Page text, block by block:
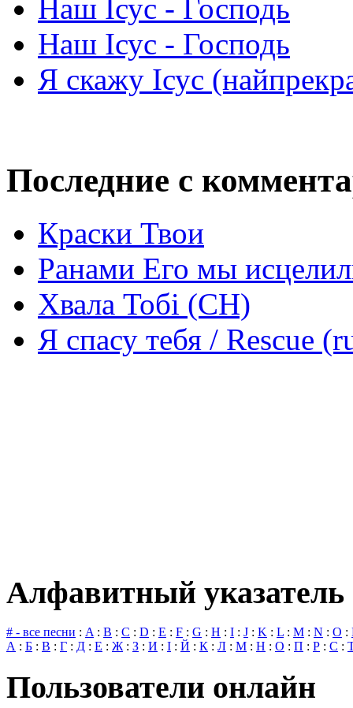
Наш Ісус - Господь
Наш Ісус - Господь
Я скажу Ісус
Последние с
Краски Твои
Ранами Его мы
Хвала Тобі (СН)
Я спасу тебя / Rescue
Алфавитный указатель
# - все песни : A: B : C : D : E : F : G : H : I : J : K : L : M : N : O :
А : Б : В : Г : Д : Е : Ж: З : И : І : Й : К : Л : М : Н : О : П : Р : С :
Пользователи онлайн